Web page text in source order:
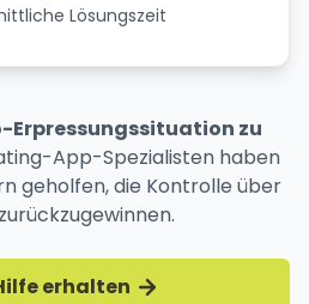
Lösungszeit
Erpressungssituation zu
App-Spezialisten haben
geholfen, die Kontrolle über
erhalten